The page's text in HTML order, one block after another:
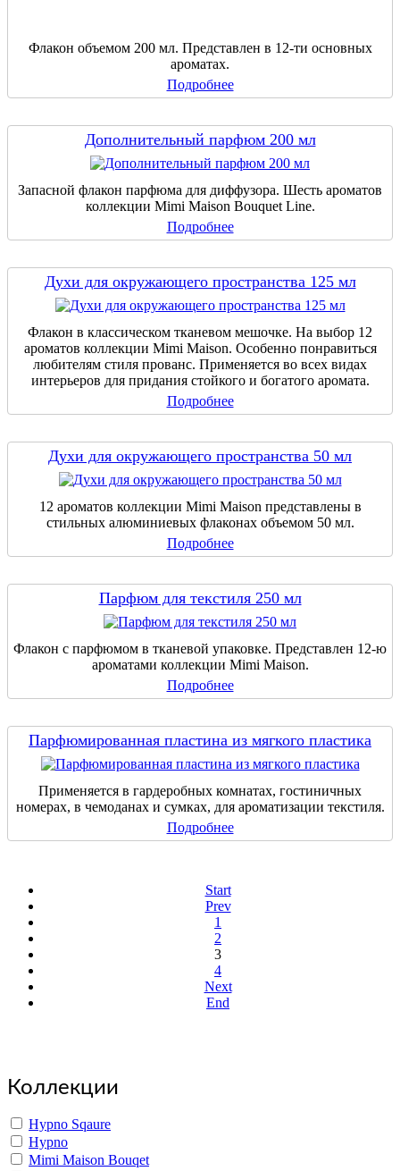
Флакон объемом 200 мл. Представлен в 12-ти основных
ароматах.
Подробнее
Дополнительный парфюм 200 мл
Запасной флакон парфюма для диффузора. Шесть ароматов
коллекции Mimi Maison Bouquet Line.
Подробнее
Духи для окружающего пространства 125 мл
Флакон в классическом тканевом мешочке. На выбор 12
ароматов коллекции Mimi Maison. Особенно понравиться
любителям стиля прованс. Применяется во всех видах
интерьеров для придания стойкого и богатого аромата.
Подробнее
Духи для окружающего пространства 50 мл
12 ароматов коллекции Mimi Maison представлены в
стильных алюминиевых флаконах объемом 50 мл.
Подробнее
Парфюм для текстиля 250 мл
Флакон с парфюмом в тканевой упаковке. Представлен 12-ю
ароматами коллекции Mimi Maison.
Подробнее
Парфюмированная пластина из мягкого пластика
Применяется в гардеробных комнатах, гостиничных
номерах, в чемоданах и сумках, для ароматизации текстиля.
Подробнее
Start
Prev
1
2
3
4
Next
End
Коллекции
Hypno Sqaure
Hypno
Mimi Maison Bouqet